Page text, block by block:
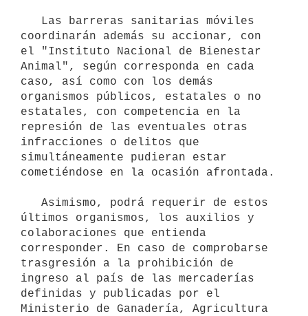
coordinarán además su accionar, con
el "Instituto Nacional de Bienestar
Animal", según corresponda en cada
caso, así como con los demás
organismos públicos, estatales o no
estatales, con competencia en la
represión de las eventuales otras
infracciones o delitos que
simultáneamente pudieran estar
cometiéndose en la ocasión afrontada.
últimos organismos, los auxilios y
colaboraciones que entienda
corresponder. En caso de comprobarse
trasgresión a la prohibición de
ingreso al país de las mercaderías
definidas y publicadas por el
Ministerio de Ganadería, Agricultura